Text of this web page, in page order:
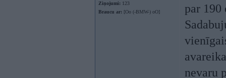
Ziņojumi: 123
Braucu ar: [Oo (-BMW-) oO]
par 190
nevaru